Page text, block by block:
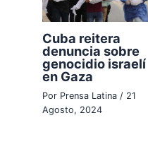
Cuba reitera
denuncia sobre
genocidio israelí
en Gaza
Por Prensa Latina/ 21
Agosto, 2024